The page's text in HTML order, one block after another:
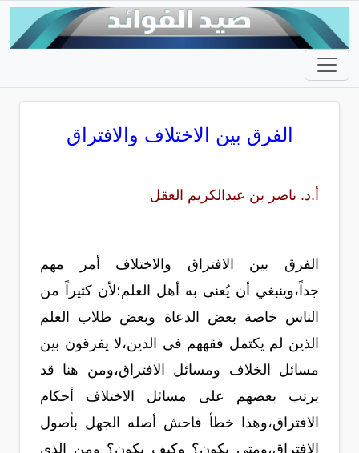
الفرق بين الاختلاف والافتراق
أ.د. ناصر بن عبدالكريم العقل
الفرق بين الافتراق والاختلاف أمر مهم
جداً،وينبغي أن يُعنى به أهل العلم؛لأن كثيراً من
الناس خاصة بعض الدعاة وبعض طلاب العلم
الذين لم يكتمل فقههم في الدين،لا يفرقون بين
مسائل الخلاف ومسائل الافتراق،ومن هنا قد
يرتب بعضهم على مسائل الاختلاف أحكام
الافتراق،وهذا خطأ فاحش أصله الجهل بأصول
الافتراق،ومتى يكون؟ وكيف يكون؟ ومن الذي